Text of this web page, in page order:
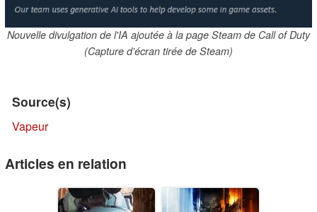
Nouvelle divulgation de l'IA ajoutée à la page Steam de Call of Duty
(Capture d'écran tirée de Steam)
Source(s)
Vapeur
Articles en relation